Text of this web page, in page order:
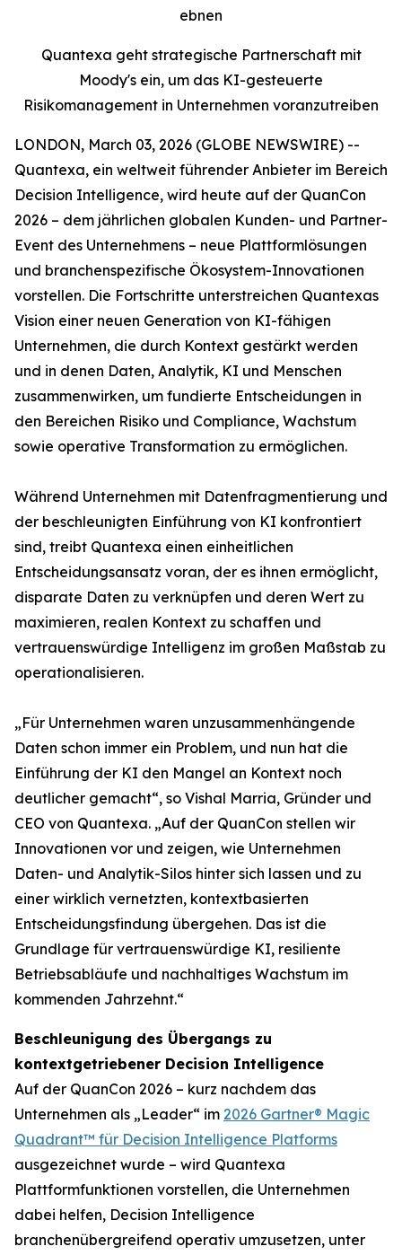
ebnen
Quantexa geht strategische Partnerschaft mit
Moody's ein, um das KI-gesteuerte
Risikomanagement in Unternehmen voranzutreiben
LONDON, March 03, 2026 (GLOBE NEWSWIRE) --
Quantexa, ein weltweit führender Anbieter im Bereich
Decision Intelligence, wird heute auf der QuanCon
2026 – dem jährlichen globalen Kunden- und Partner-
Event des Unternehmens – neue Plattformlösungen
und branchenspezifische Ökosystem-Innovationen
vorstellen. Die Fortschritte unterstreichen Quantexas
Vision einer neuen Generation von KI-fähigen
Unternehmen, die durch Kontext gestärkt werden
und in denen Daten, Analytik, KI und Menschen
zusammenwirken, um fundierte Entscheidungen in
den Bereichen Risiko und Compliance, Wachstum
sowie operative Transformation zu ermöglichen.
Während Unternehmen mit Datenfragmentierung und
der beschleunigten Einführung von KI konfrontiert
sind, treibt Quantexa einen einheitlichen
Entscheidungsansatz voran, der es ihnen ermöglicht,
disparate Daten zu verknüpfen und deren Wert zu
maximieren, realen Kontext zu schaffen und
vertrauenswürdige Intelligenz im großen Maßstab zu
operationalisieren.
„Für Unternehmen waren unzusammenhängende
Daten schon immer ein Problem, und nun hat die
Einführung der KI den Mangel an Kontext noch
deutlicher gemacht“, so Vishal Marria, Gründer und
CEO von Quantexa. „Auf der QuanCon stellen wir
Innovationen vor und zeigen, wie Unternehmen
Daten- und Analytik-Silos hinter sich lassen und zu
einer wirklich vernetzten, kontextbasierten
Entscheidungsfindung übergehen. Das ist die
Grundlage für vertrauenswürdige KI, resiliente
Betriebsabläufe und nachhaltiges Wachstum im
kommenden Jahrzehnt.“
Beschleunigung des Übergangs zu
kontextgetriebener Decision Intelligence
Auf der QuanCon 2026 – kurz nachdem das
Unternehmen als „Leader“ im 2026 Gartner® Magic
Quadrant™ für Decision Intelligence Platforms
ausgezeichnet wurde – wird Quantexa
Plattformfunktionen vorstellen, die Unternehmen
dabei helfen, Decision Intelligence
branchenübergreifend operativ umzusetzen, unter